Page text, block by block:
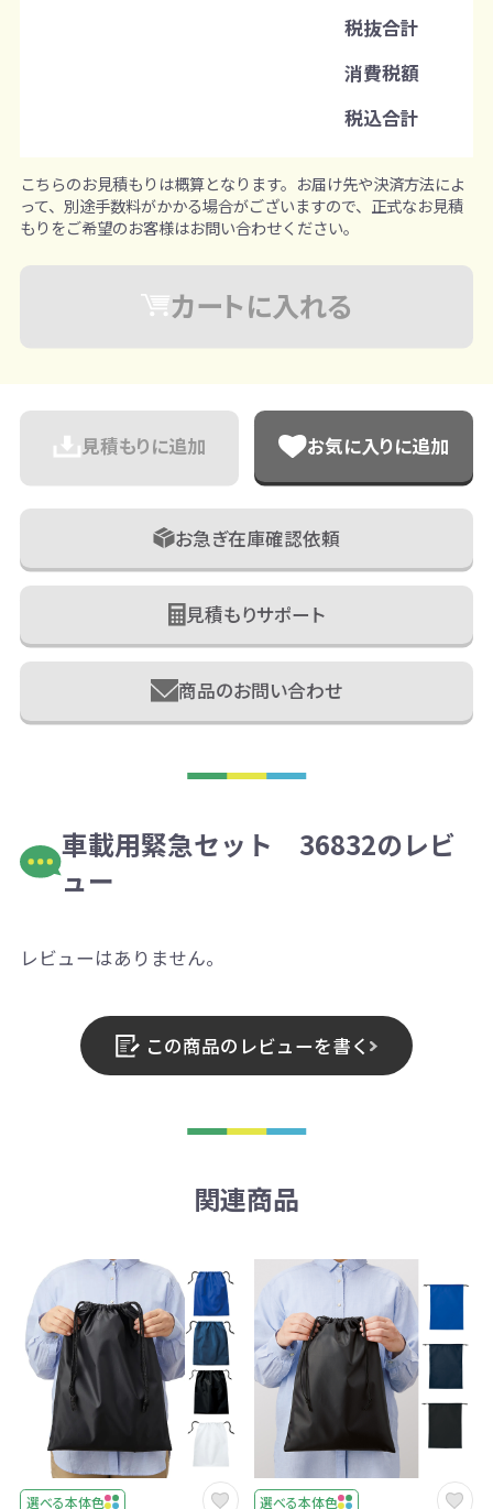
税抜合計
消費税額
税込合計
こちらのお見積もりは概算となります。お届け先や決済方法によ
って、別途手数料がかかる場合がございますので、正式なお見積
もりをご希望のお客様はお問い合わせください。
カートに入れる
見積もりに追加 お気に入りに追加
お急ぎ在庫確認依頼
見積もりサポート
商品のお問い合わせ
車載用緊急セット 36832のレビ
ュー
レビューはありません。
この商品のレビューを書く
関連商品
選べる本体色 選べる本体色